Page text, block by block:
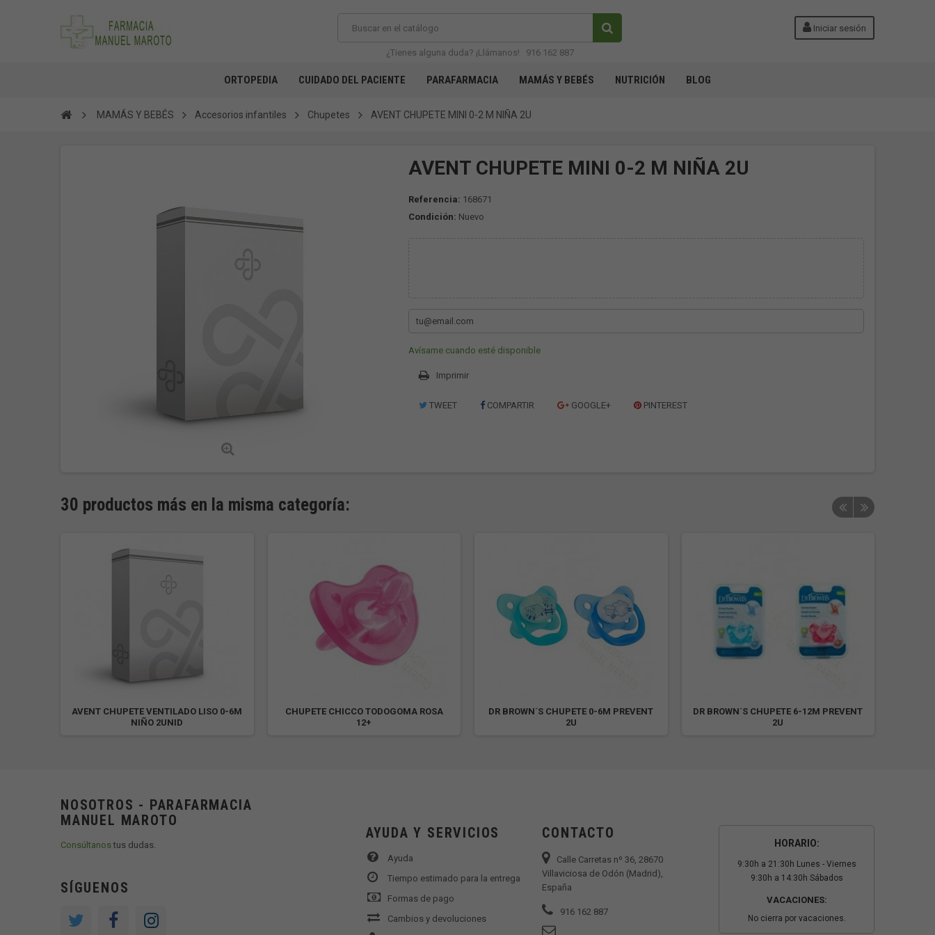
Iniciar sesión
¿Tienes alguna duda? ¡Llámanos! 916 162 887
ORTOPEDIA CUIDADO DEL PACIENTE PARAFARMACIA MAMÁS Y BEBÉS NUTRICIÓN BLOG
MAMÁS Y BEBÉS Accesorios infantiles Chupetes AVENT CHUPETE MINI 0-2 M NIÑA 2U
AVENT CHUPETE MINI 0-2 M NIÑA 2U
Referencia: 168671
Condición: Nuevo
Avísame cuando esté disponible
Imprimir
TWEET COMPARTIR GOOGLE+ PINTEREST
30 productos más en la misma categoría:
AVENT CHUPETE VENTILADO LISO 0-6M
NIÑO 2UNID
CHUPETE CHICCO TODOGOMA ROSA
12+
DR BROWN´S CHUPETE 0-6M PREVENT
2U
DR BROWN´S CHUPETE 6-12M PREVENT
2U
NOSOTROS - PARAFARMACIA
MANUEL MAROTO
Consúltanostus dudas.
SÍGUENOS
AYUDA Y SERVICIOS
Ayuda
Tiempo estimado para la entrega
Formas de pago
Cambios y devoluciones
CONTACTO
Calle Carretas nº 36, 28670
Villaviciosa de Odón (Madrid),
España
916 162 887
HORARIO:
9:30h a 21:30h Lunes - Viernes
9:30h a 14:30h Sábados
VACACIONES:
No cierra por vacaciones.